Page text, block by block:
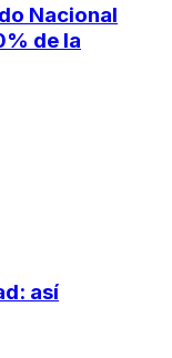
Nacional
de la
así